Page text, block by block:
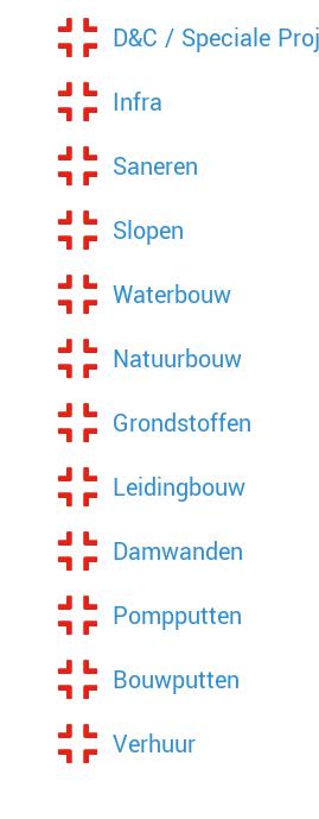
D&C / Speciale
Infra
Saneren
Slopen
Waterbouw
Natuurbouw
Grondstoffen
Leidingbouw
Damwanden
Pompputten
Bouwputten
Verhuur